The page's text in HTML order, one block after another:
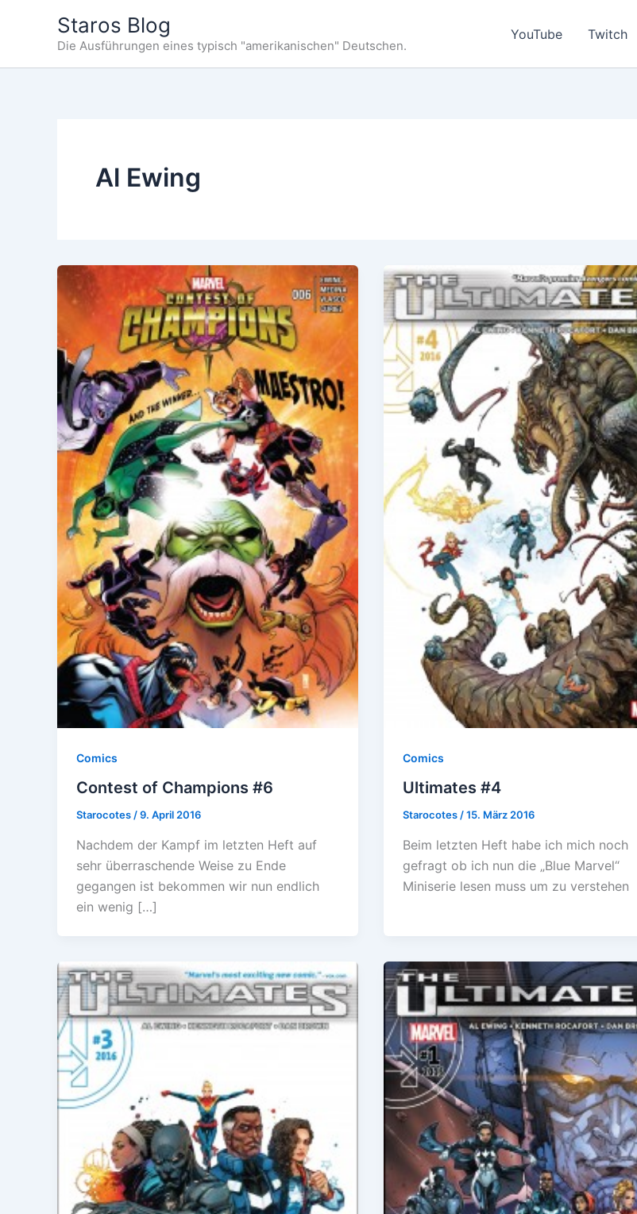
Staros Blog
Die Ausführungen eines typisch "amerikanischen" Deutschen.
YouTube Twitch
Al Ewing
Comics
Contest of Champions #6
Starocotes/9. April 2016
Nachdem der Kampf im letzten Heft auf
sehr überraschende Weise zu Ende
gegangen ist bekommen wir nun endlich
ein wenig […]
Comics
Ultimates #4
Starocotes/15. März 2016
Beim letzten Heft habe ich mich noch
gefragt ob ich nun die „Blue Marvel“
Miniserie lesen muss um zu verstehen